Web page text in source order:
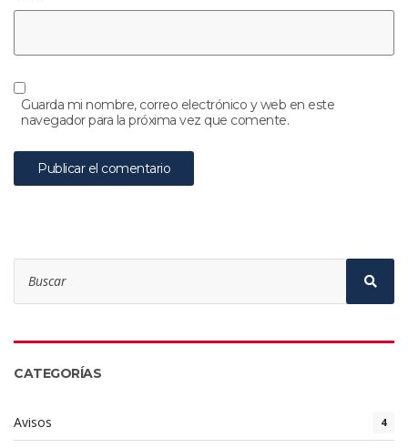
Guarda mi nombre, correo electrónico y web en este
navegador para la próxima vez que comente.
Search
for:
CATEGORÍAS
Avisos 4